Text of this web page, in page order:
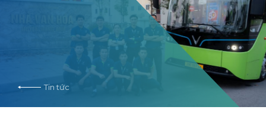
Tin tức